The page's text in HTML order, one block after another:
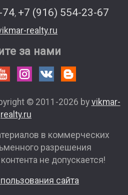
74, +7 (916) 554-23-67
realty.ru
за нами
© 2011-2026 by vikmar-
realty.ru
в коммерческих
разрешения
не допускается!
сайта